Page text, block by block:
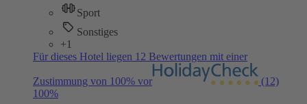
Sport
Sonstiges
+1
Für dieses Hotel liegen 12 Bewertungen mit einer
Zustimmung von 100% vor
(12)
100%